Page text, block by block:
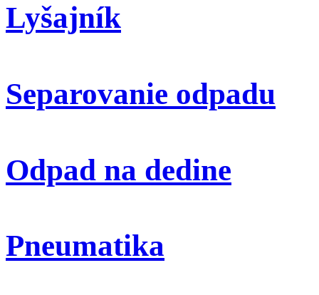
Lyšajník
Separovanie odpadu
Odpad na dedine
Pneumatika